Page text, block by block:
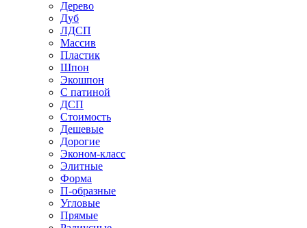
Дерево
Дуб
ЛДСП
Массив
Пластик
Шпон
Экошпон
С патиной
ДСП
Стоимость
Дешевые
Дорогие
Эконом-класс
Элитные
Форма
П-образные
Угловые
Прямые